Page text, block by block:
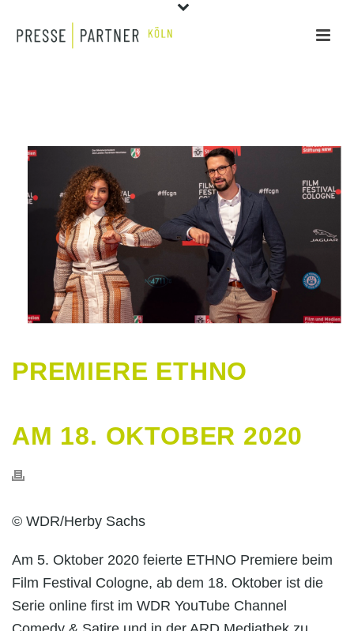
PREMIERE ETHNO
AM 18. OKTOBER 2020
© WDR/Herby Sachs
Am 5. Oktober 2020 feierte ETHNO Premiere beim
Film Festival Cologne, ab dem 18. Oktober ist die
Serie online first im WDR YouTube Channel